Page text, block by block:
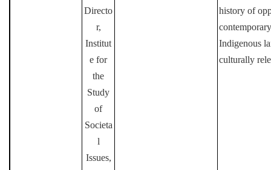
Directo
r,
Institut
e for
the
Study
of
Societa
l
Issues,
history of
Indigenous
culturally